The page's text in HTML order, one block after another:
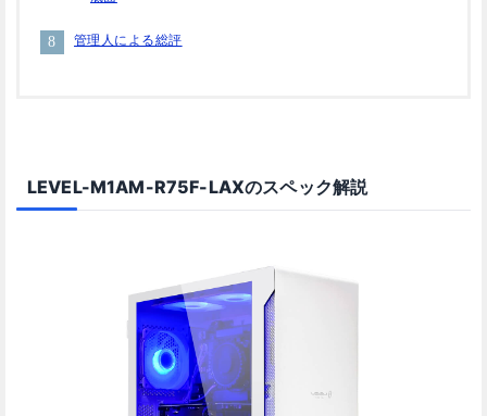
管理人による総評
LEVEL-M1AM-R75F-LAXのスペック解説